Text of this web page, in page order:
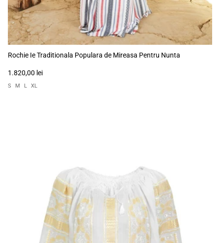
Rochie Ie Traditionala Populara de Mireasa Pentru Nunta
1.820,00 lei
S M L XL